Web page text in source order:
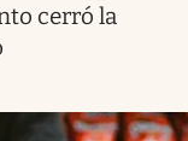
cerró la